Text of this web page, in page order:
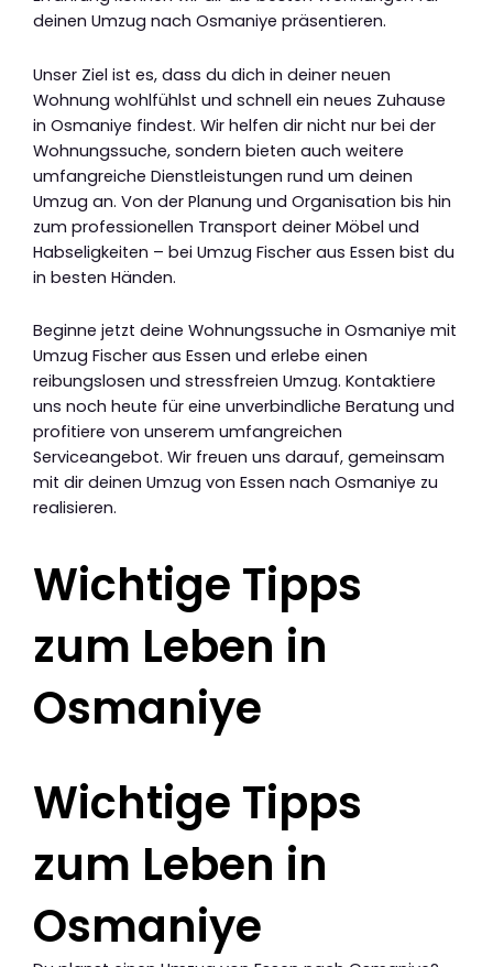
deinen Umzug nach Osmaniye präsentieren.
Unser Ziel ist es, dass du dich in deiner neuen
Wohnung wohlfühlst und schnell ein neues Zuhause
in Osmaniye findest. Wir helfen dir nicht nur bei der
Wohnungssuche, sondern bieten auch weitere
umfangreiche Dienstleistungen rund um deinen
Umzug an. Von der Planung und Organisation bis hin
zum professionellen Transport deiner Möbel und
Habseligkeiten – bei Umzug Fischer aus Essen bist du
in besten Händen.
Beginne jetzt deine Wohnungssuche in Osmaniye mit
Umzug Fischer aus Essen und erlebe einen
reibungslosen und stressfreien Umzug. Kontaktiere
uns noch heute für eine unverbindliche Beratung und
profitiere von unserem umfangreichen
Serviceangebot. Wir freuen uns darauf, gemeinsam
mit dir deinen Umzug von Essen nach Osmaniye zu
realisieren.
Wichtige Tipps
zum Leben in
Osmaniye
Wichtige Tipps
zum Leben in
Osmaniye